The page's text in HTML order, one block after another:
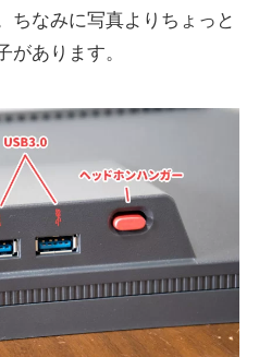
ちなみに写真よりちょっと
があります。